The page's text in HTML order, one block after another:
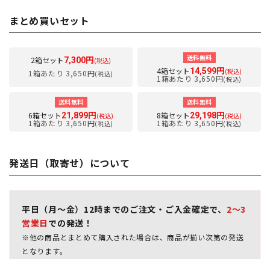
まとめ買いセット
2箱セット7,300円 (税込)
1箱あたり 3,650円(税込)
送料無料
4箱セット14,599円 (税込)
1箱あたり 3,650円(税込)
送料無料
6箱セット21,899円 (税込)
1箱あたり 3,650円(税込)
送料無料
8箱セット29,198円 (税込)
1箱あたり 3,650円(税込)
発送日（取寄せ）について
平日（月～金）12時までのご注文・ご入金確定で、 2～3
営業日 での発送！
※他の商品とまとめて購入された場合は、商品が揃い次第の発送
となります。